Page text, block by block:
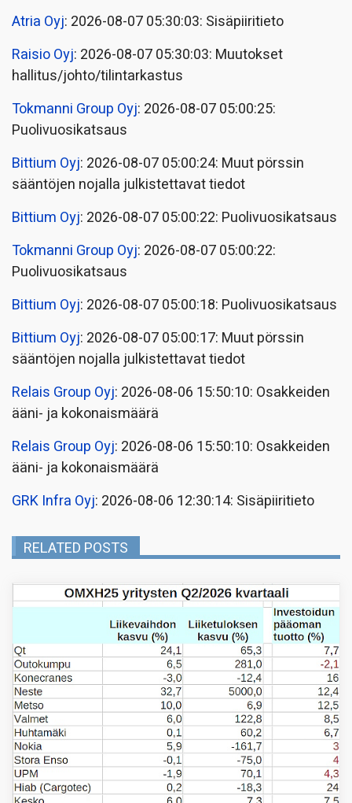
Atria Oyj: 2026-08-07 05:30:03: Sisäpiiritieto
Raisio Oyj: 2026-08-07 05:30:03: Muutokset
hallitus/johto/tilintarkastus
Tokmanni Group Oyj: 2026-08-07 05:00:25:
Puolivuosikatsaus
Bittium Oyj: 2026-08-07 05:00:24: Muut pörssin
sääntöjen nojalla julkistettavat tiedot
Bittium Oyj: 2026-08-07 05:00:22: Puolivuosikatsaus
Tokmanni Group Oyj: 2026-08-07 05:00:22:
Puolivuosikatsaus
Bittium Oyj: 2026-08-07 05:00:18: Puolivuosikatsaus
Bittium Oyj: 2026-08-07 05:00:17: Muut pörssin
sääntöjen nojalla julkistettavat tiedot
Relais Group Oyj: 2026-08-06 15:50:10: Osakkeiden
ääni- ja kokonaismäärä
Relais Group Oyj: 2026-08-06 15:50:10: Osakkeiden
ääni- ja kokonaismäärä
GRK Infra Oyj: 2026-08-06 12:30:14: Sisäpiiritieto
RELATED POSTS